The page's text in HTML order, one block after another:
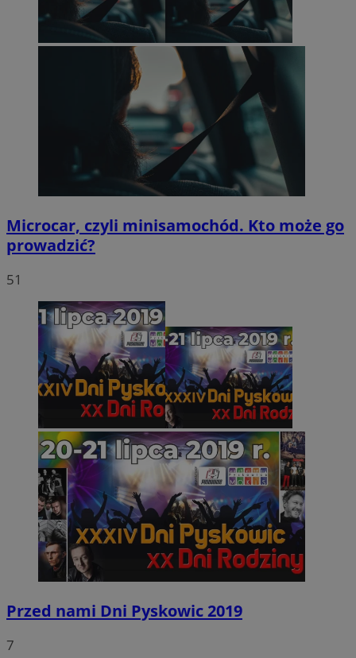
Microcar, czyli minisamochód. Kto może go
prowadzić?
51
Przed nami Dni Pyskowic 2019
7